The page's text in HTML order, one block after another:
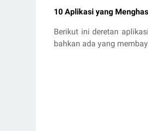
10 Aplikasi yang
Berikut ini deretan
bahkan ada yang